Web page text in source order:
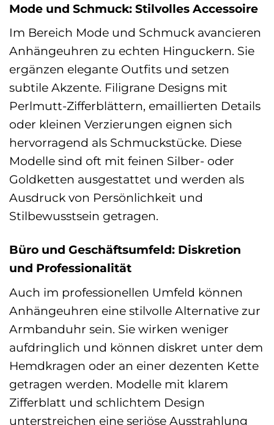
Mode und Schmuck: Stilvolles Accessoire
Im Bereich Mode und Schmuck avancieren
Anhängeuhren zu echten Hinguckern. Sie
ergänzen elegante Outfits und setzen
subtile Akzente. Filigrane Designs mit
Perlmutt-Zifferblättern, emaillierten Details
oder kleinen Verzierungen eignen sich
hervorragend als Schmuckstücke. Diese
Modelle sind oft mit feinen Silber- oder
Goldketten ausgestattet und werden als
Ausdruck von Persönlichkeit und
Stilbewusstsein getragen.
Büro und Geschäftsumfeld: Diskretion
und Professionalität
Auch im professionellen Umfeld können
Anhängeuhren eine stilvolle Alternative zur
Armbanduhr sein. Sie wirken weniger
aufdringlich und können diskret unter dem
Hemdkragen oder an einer dezenten Kette
getragen werden. Modelle mit klarem
Zifferblatt und schlichtem Design
unterstreichen eine seriöse Ausstrahlung